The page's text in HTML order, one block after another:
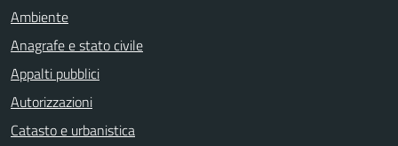
Ambiente
Anagrafe e stato civile
Appalti pubblici
Autorizzazioni
Catasto e urbanistica